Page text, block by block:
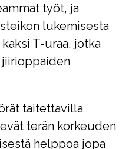
työt, ja
lukemisesta
T-uraa, jotka
taitettavilla
terän korkeuden
helppoa jopa